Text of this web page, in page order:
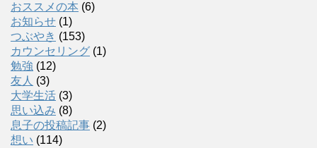
おススメの本 (6)
お知らせ (1)
つぶやき (153)
カウンセリング (1)
勉強 (12)
友人 (3)
大学生活 (3)
思い込み (8)
息子の投稿記事 (2)
想い (114)